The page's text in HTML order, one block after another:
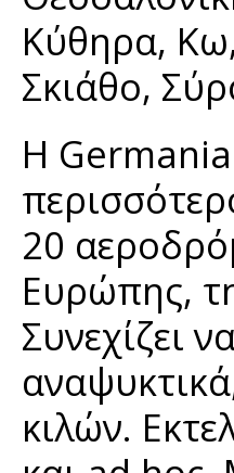
Κύθηρα,
Σκιάθο,
H
20
Ευρώπης,
Συνεχίζει
κιλών.